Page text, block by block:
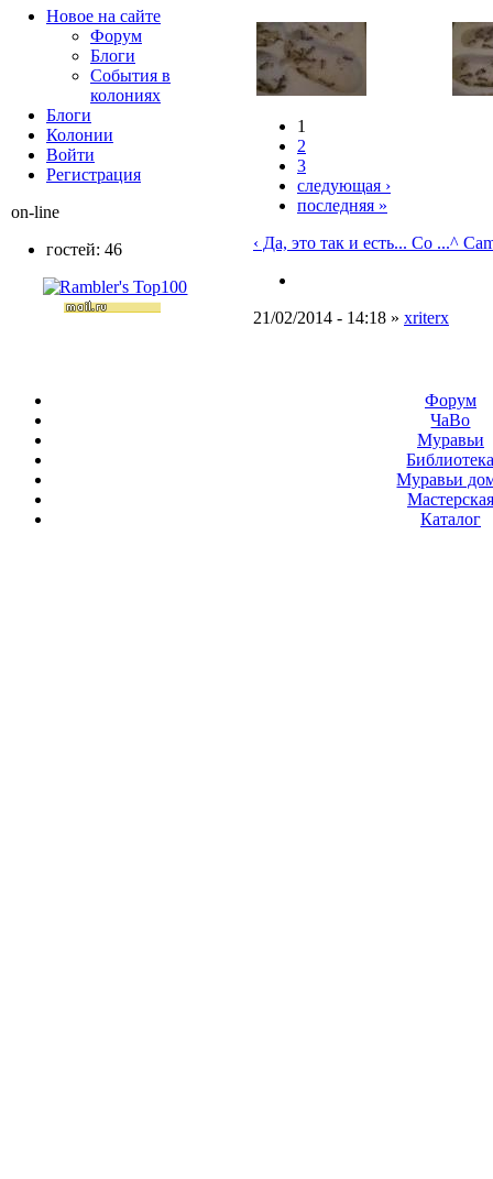
1
2
3
следующая ›
последняя »
‹ Да, это так и есть... Со ...^
21/02/2014 - 14:18 » xriterx
Новое на сайте
Форум
Блоги
События в
колониях
Блоги
Колонии
Войти
Peгиcтpaция
on-line
гостей: 46
Форум
ЧаВо
Муравьи
Муравьи
Мастерская
Каталог